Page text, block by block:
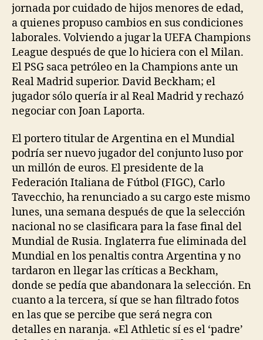
jornada por cuidado de hijos menores de edad,
a quienes propuso cambios en sus condiciones
laborales. Volviendo a jugar la UEFA Champions
League después de que lo hiciera con el Milan.
El PSG saca petróleo en la Champions ante un
Real Madrid superior. David Beckham; el
jugador sólo quería ir al Real Madrid y rechazó
negociar con Joan Laporta.
El portero titular de Argentina en el Mundial
podría ser nuevo jugador del conjunto luso por
un millón de euros. El presidente de la
Federación Italiana de Fútbol (FIGC), Carlo
Tavecchio, ha renunciado a su cargo este mismo
lunes, una semana después de que la selección
nacional no se clasificara para la fase final del
Mundial de Rusia. Inglaterra fue eliminada del
Mundial en los penaltis contra Argentina y no
tardaron en llegar las críticas a Beckham,
donde se pedía que abandonara la selección. En
cuanto a la tercera, sí que se han filtrado fotos
en las que se percibe que será negra con
detalles en naranja. «El Athletic sí es el ‘padre’